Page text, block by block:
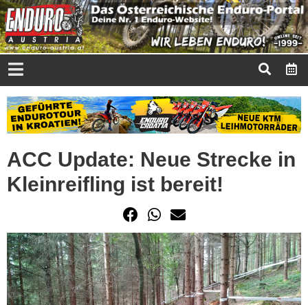
ACC Update: Neue Strecke in
Kleinreifling ist bereit!